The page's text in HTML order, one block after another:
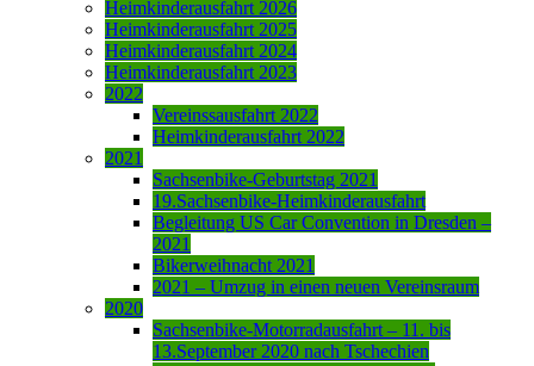
Heimkinderausfahrt 2026
Heimkinderausfahrt 2025
Heimkinderausfahrt 2024
Heimkinderausfahrt 2023
2022
Vereinssausfahrt 2022
Heimkinderausfahrt 2022
2021
Sachsenbike-Geburtstag 2021
19.Sachsenbike-Heimkinderausfahrt
Begleitung US Car Convention in Dresden –
2021
Bikerweihnacht 2021
2021 – Umzug in einen neuen Vereinsraum
2020
Sachsenbike-Motorradausfahrt – 11. bis
13.September 2020 nach Tschechien